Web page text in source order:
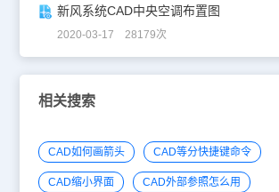
新风系统CAD中央空调布置图
2020-03-17 28179次
相关搜索
CAD如何画箭头 CAD等分快捷键命令
CAD缩小界面 CAD外部参照怎么用